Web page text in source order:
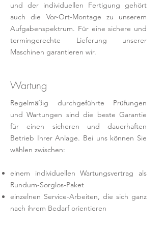
und der individuellen Fertigung gehört
auch die Vor-Ort-Montage zu unserem
Aufgabenspektrum. Für eine sichere und
termingerechte Lieferung unserer
Maschinen garantieren wir.
Wartung
Regelmäßig durchgeführte Prüfungen
und Wartungen sind die beste Garantie
für einen sicheren und dauerhaften
Betrieb Ihrer Anlage. Bei uns können Sie
wählen zwischen:
einem individuellen Wartungsvertrag als
Rundum-Sorglos-Paket
einzelnen Service-Arbeiten, die sich ganz
nach ihrem Bedarf orientieren